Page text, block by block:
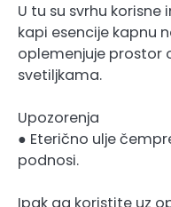
U tu su svrhu korisne
kapi esencije kapnu
oplemenjuje
svetiljkama.
Upozorenja
● Eterično ulje
podnosi.